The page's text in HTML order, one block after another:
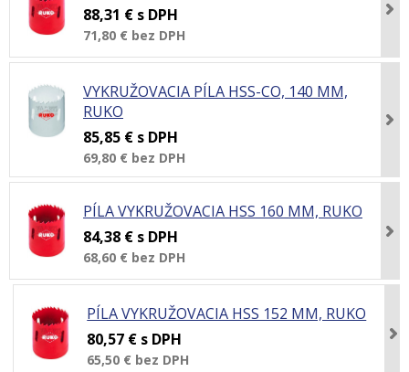
88,31 € s DPH
71,80 € bez DPH
VYKRUŽOVACIA PÍLA HSS-CO, 140 MM,
RUKO
85,85 € s DPH
69,80 € bez DPH
PÍLA VYKRUŽOVACIA HSS 160 MM, RUKO
84,38 € s DPH
68,60 € bez DPH
PÍLA VYKRUŽOVACIA HSS 152 MM, RUKO
80,57 € s DPH
65,50 € bez DPH